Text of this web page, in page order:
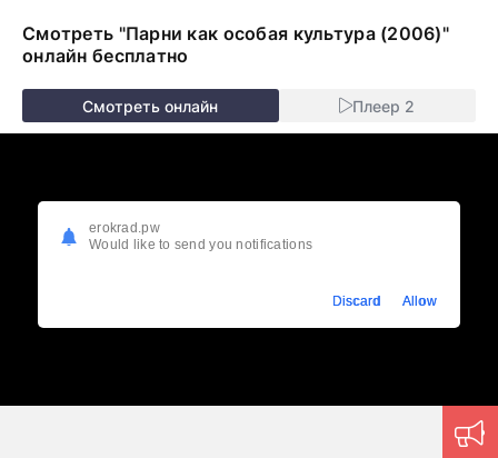
Смотреть "Парни как особая культура (2006)"
онлайн бесплатно
Смотреть онлайн Плеер 2
erokrad.pw
Would like to send you notifications
Discard Allow